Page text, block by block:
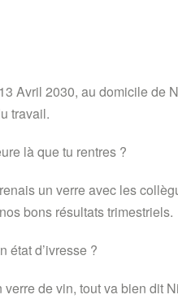
Avril 2030, au domicile de
travail.
là que tu rentres ?
un verre avec les
bons résultats trimestriels.
état d’ivresse ?
verre de vin, tout va bien dit